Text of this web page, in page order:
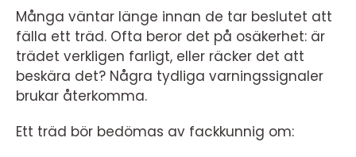
Många väntar länge innan de tar beslutet att
fälla ett träd. Ofta beror det på osäkerhet: är
trädet verkligen farligt, eller räcker det att
beskära det? Några tydliga varningssignaler
brukar återkomma.
Ett träd bör bedömas av fackkunnig om: